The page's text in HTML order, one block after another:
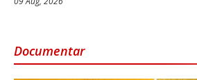
Documentar